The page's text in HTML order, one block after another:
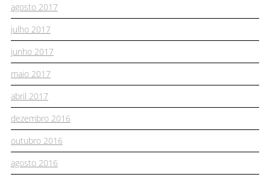
agosto 2017
julho 2017
junho 2017
maio 2017
abril 2017
dezembro 2016
outubro 2016
agosto 2016